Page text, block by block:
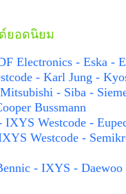
ยอดนิยม
Electronics - Eska -
- Karl Jung -
- Siba -
Bussmann
IXYS Westcode -
Westcode -
- IXYS - Daewoo